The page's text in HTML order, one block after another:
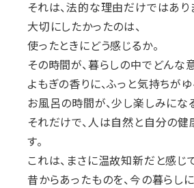
それは、法的な理由だけではあり
大切にしたかったのは、
使ったときにどう感じるか。
その時間が、暮らしの中でどんな
よもぎの香りに、ふっと気持ちがゆ
お風呂の時間が、少し楽しみにな
それだけで、人は自然と自分の
す。
これは、まさに温故知新だと感じ
昔からあったものを、今の暮らし